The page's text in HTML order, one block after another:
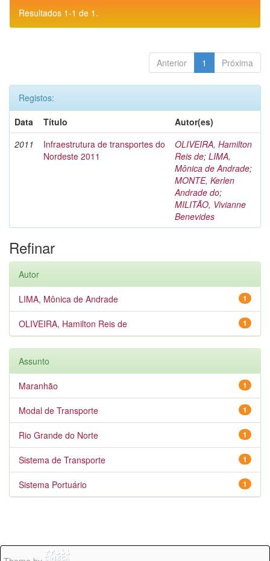
Resultados 1-1 de 1.
Anterior 1 Próxima
Registos:
Data
Título
Autor(es)
2011
Infraestrutura de transportes do
Nordeste 2011
OLIVEIRA, Hamilton
Reis de; LIMA,
Mônica de Andrade;
MONTE, Kerlen
Andrade do;
MILITÃO, Vivianne
Benevides
Refinar
Autor
1
LIMA, Mônica de Andrade
1
OLIVEIRA, Hamilton Reis de
Assunto
1
Maranhão
1
Modal de Transporte
1
Rio Grande do Norte
1
Sistema de Transporte
1
Sistema Portuário